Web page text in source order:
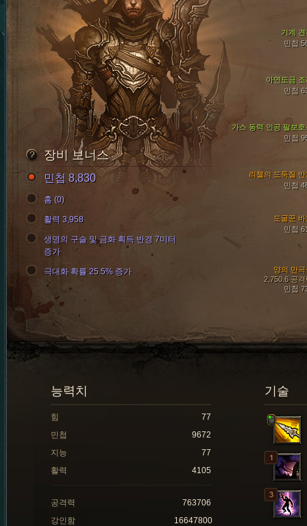
아연도금 조
민첩
가스 동력 인공 팔보호
민첩
기계 견
민첩
도굴꾼
민첩
양의 만곡
2,750.6 공격
민첩
리첼의 도둑질 반
민첩
장비 보너스
민첩 8,830
홈 (0)
활력 3,958
생명의 구슬 및 금화 획득 반경 7미터
증가
극대화 확률 25.5% 증가
기술
능력치
힘
77
민첩
9672
지능
77
활력
4105
공격력
763706
강인함
16647800